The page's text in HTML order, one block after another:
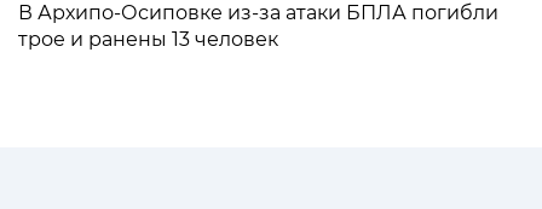
В Архипо-Осиповке из-за атаки БПЛА погибли
трое и ранены 13 человек